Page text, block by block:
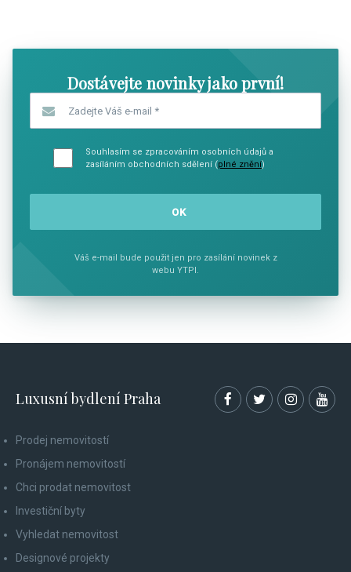
Dostávejte novinky jako první!
Souhlasím se zpracováním osobních údajů a
zasíláním obchodních sdělení (plné znění)
Váš e-mail bude použit jen pro zasílání novinek z
webu YTPI.
Luxusní bydlení Praha
Prodej nemovitostí
Pronájem nemovitostí
Chci prodat nemovitost
Investiční byty
Vyhledat nemovitost
Designové projekty